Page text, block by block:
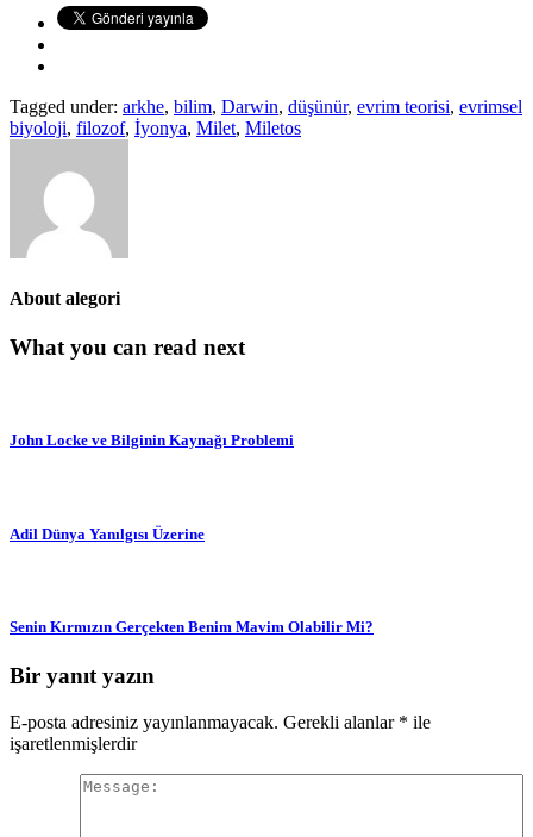
Tagged under: arkhe, bilim, Darwin, düşünür, evrim teorisi, evrimsel
biyoloji, filozof, İyonya, Milet, Miletos
About alegori
What you can read next
John Locke ve Bilginin Kaynağı Problemi
Adil Dünya Yanılgısı Üzerine
Senin Kırmızın Gerçekten Benim Mavim Olabilir Mi?
Bir yanıt yazın
E-posta adresiniz yayınlanmayacak. Gerekli alanlar * ile
işaretlenmişlerdir